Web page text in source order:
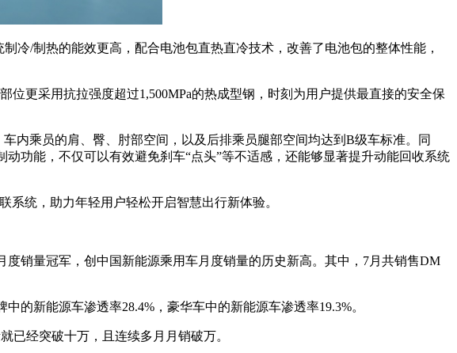
冷/制热的能效更高，配合电池包直热直冷技术，改善了电池包的整体性能，
更采用抗拉强度超过1,500MPa的热成型钢，时刻为用户提供最直接的安全保
内乘员的肩、臀、肘部空间，以及后排乘员腿部空间均达到B级车标准。同
功能，不仅可以有效避免刹车“点头”等不适感，还能够显著提升动能回收系统
统，助力年轻用户轻松开启智慧出行新体验。
销量冠军，创中国新能源乘用车月度销量的历史新高。其中，7月共销售DM
的新能源车渗透率28.4%，豪华车中的新能源车渗透率19.3%。
已经突破十万，且连续多月月销破万。